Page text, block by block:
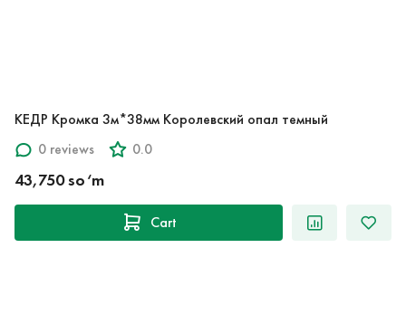
КЕДР Кромка 3м*38мм Королевский опал темный
0 reviews
0.0
43,750 so‘m
Cart